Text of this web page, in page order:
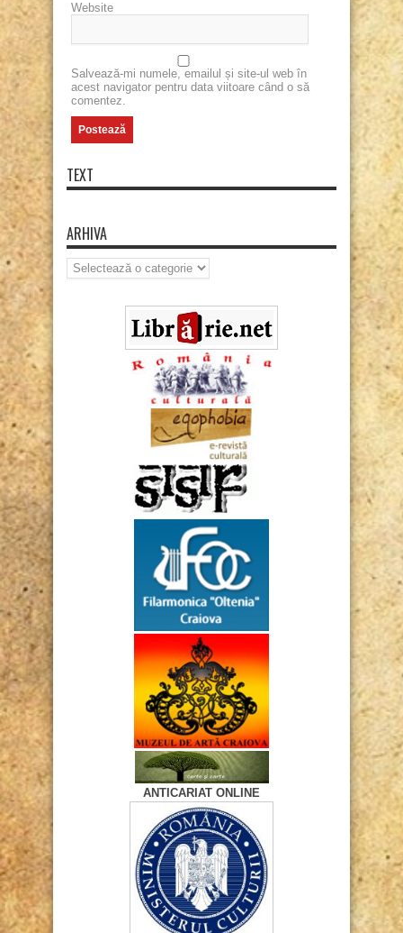
Website
Salvează-mi numele, emailul și site-ul web în
acest navigator pentru data viitoare când o să
comentez.
TEXT
ARHIVA
Arhiva
ANTICARIAT ONLINE